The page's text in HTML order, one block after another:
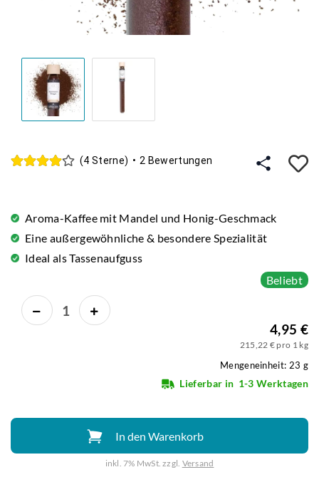
(4 Sterne) • 2 Bewertungen
Aroma-Kaffee mit Mandel und Honig-Geschmack
Eine außergewöhnliche & besondere Spezialität
Ideal als Tassenaufguss
Beliebt
4,95 €
215,22 € pro 1 kg
Mengeneinheit: 23 g
Lieferbar in 1-3 Werktagen
In den Warenkorb
inkl. 7% MwSt. zzgl. Versand
Weiter mit